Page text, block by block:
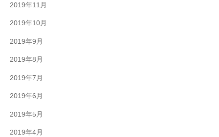
2019年11月
2019年10月
2019年9月
2019年8月
2019年7月
2019年6月
2019年5月
2019年4月